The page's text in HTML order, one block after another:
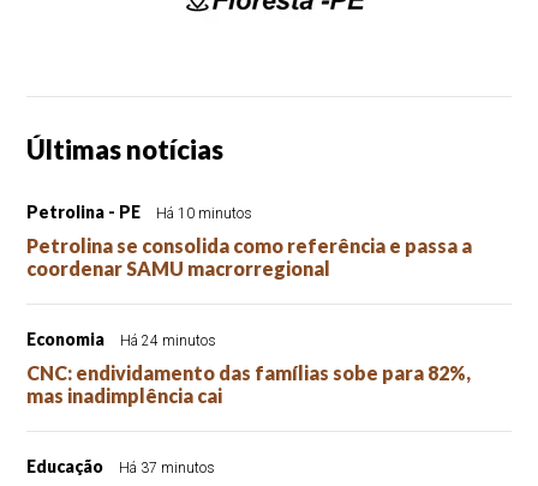
Últimas notícias
Petrolina - PE Há 10 minutos
Petrolina se consolida como referência e passa a
coordenar SAMU macrorregional
Economia Há 24 minutos
CNC: endividamento das famílias sobe para 82%,
mas inadimplência cai
Educação Há 37 minutos